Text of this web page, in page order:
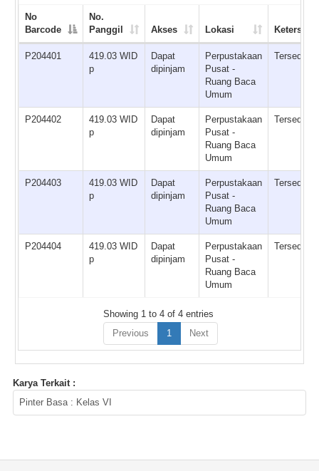
No
Barcode
No.
Panggil
Akses Lokasi
P204401
419.03 WID
p
Dapat
dipinjam
Perpustakaan
Pusat -
Ruang Baca
Umum
Tersedia
P204402
419.03 WID
p
Dapat
dipinjam
Perpustakaan
Pusat -
Ruang Baca
Umum
Tersedia
P204403
419.03 WID
p
Dapat
dipinjam
Perpustakaan
Pusat -
Ruang Baca
Umum
Tersedia
P204404
419.03 WID
p
Dapat
dipinjam
Perpustakaan
Pusat -
Ruang Baca
Umum
Tersedia
Showing 1 to 4 of 4 entries
Previous
1 Next
Karya Terkait :
Pinter Basa : Kelas VI